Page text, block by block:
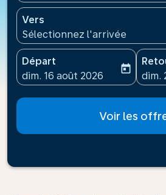
Vers
Sélectionnez l'arrivée
Départ
fc-booking-departure-date-
dim. 16 août 2026
today
fc-
dim.
Voir les